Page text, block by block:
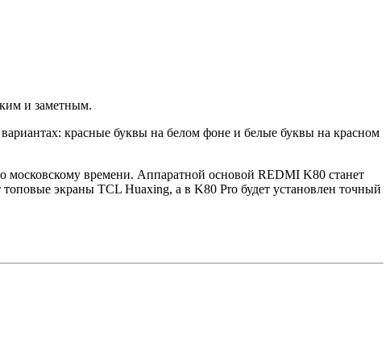
и заметным.
красные буквы на белом фоне и белые буквы на красном
московскому времени. Аппаратной основой REDMI K80 станет
экраны TCL Huaxing, а в K80 Pro будет установлен точный